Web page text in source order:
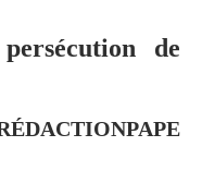
de
PAPE